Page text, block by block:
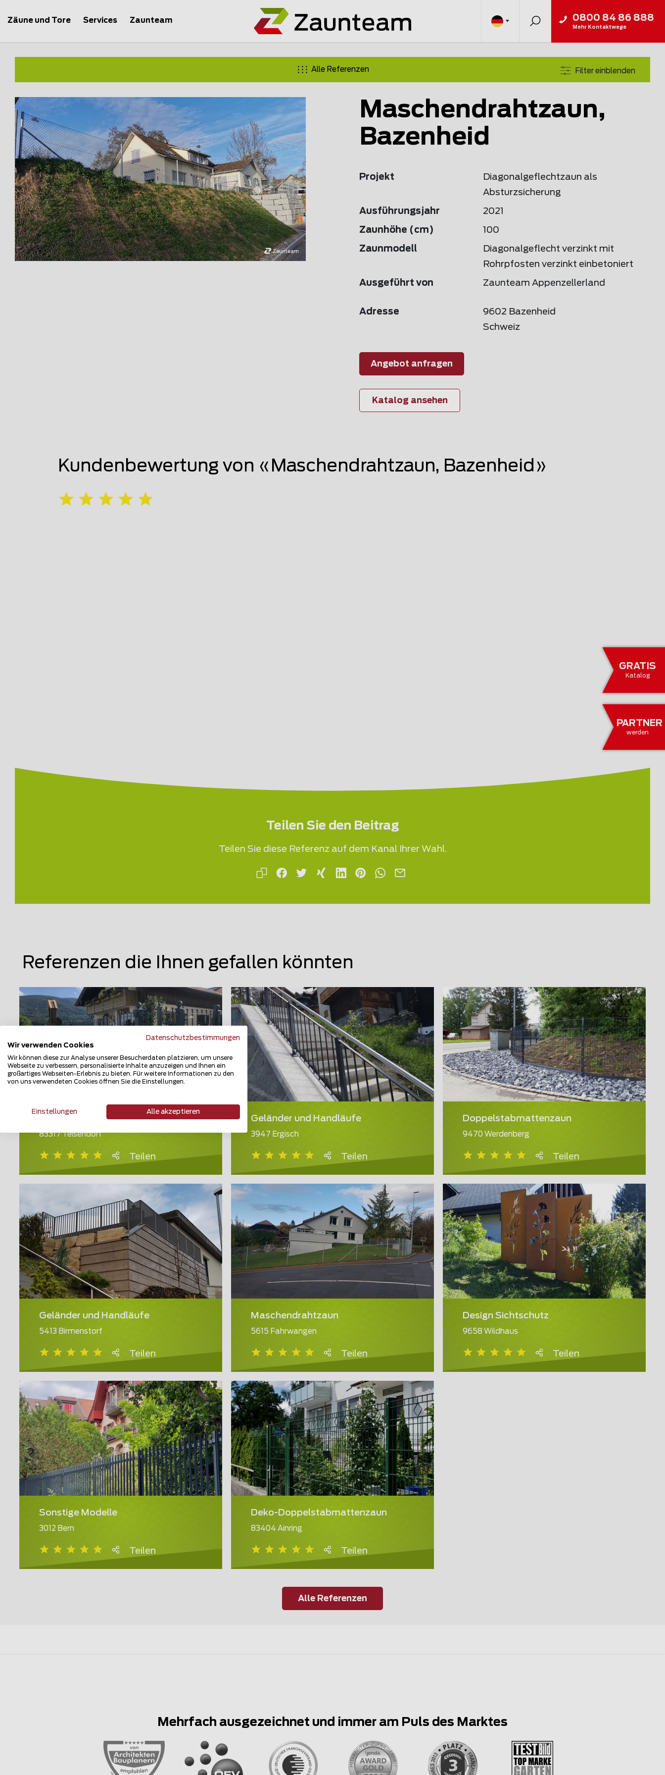
GRATIS
Katalog
PARTNER
werden
Zäune und Tore Services Zaunteam 0800 84 86 888
Mehr Kontaktwege
Alle Referenzen Filter einblenden
Maschendrahtzaun,
Bazenheid
Projekt
Diagonalgeflechtzaun als
Absturzsicherung
Ausführungsjahr 2021
Zaunhöhe (cm) 100
Zaunmodell
Diagonalgeflecht verzinkt mit
Rohrpfosten verzinkt einbetoniert
Ausgeführt von Zaunteam Appenzellerland
Adresse
9602 Bazenheid
Schweiz
Angebot anfragen
Katalog ansehen
Kundenbewertung von «Maschendrahtzaun, Bazenheid»
Teilen Sie den Beitrag
Teilen Sie diese Referenz auf dem Kanal Ihrer Wahl.
Referenzen die Ihnen gefallen könnten
83317 Teisendorf
Teilen
Geländer und Handläufe
3947 Ergisch
Teilen
Doppelstabmattenzaun
9470 Werdenberg
Teilen
Geländer und Handläufe
5413 Birmenstorf
Teilen
Maschendrahtzaun
5615 Fahrwangen
Teilen
Design Sichtschutz
9658 Wildhaus
Teilen
Sonstige Modelle
3012 Bern
Teilen
Deko-Doppelstabmattenzaun
83404 Ainring
Teilen
Alle Referenzen
Mehrfach ausgezeichnet und immer am Puls des Marktes
Datenschutzbestimmungen
Wir verwenden Cookies
Wir können diese zur Analyse unserer Besucherdaten platzieren, um unsere
Webseite zu verbessern, personalisierte Inhalte anzuzeigen und Ihnen ein
großartiges Webseiten-Erlebnis zu bieten. Für weitere Informationen zu den
von uns verwendeten Cookies öffnen Sie die Einstellungen.
Einstellungen Alle akzeptieren